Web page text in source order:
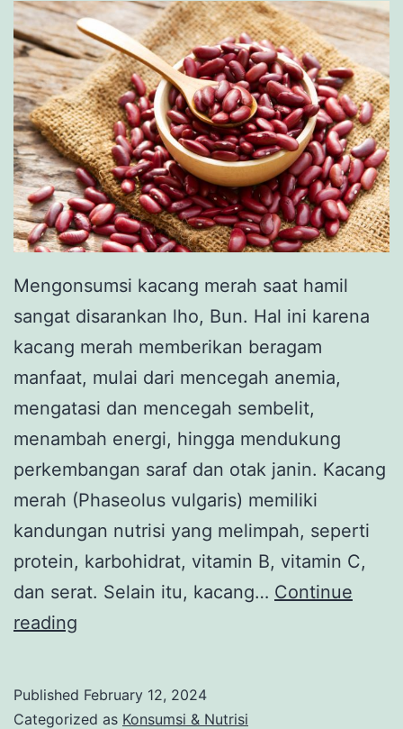
Mengonsumsi kacang merah saat hamil
sangat disarankan lho, Bun. Hal ini karena
kacang merah memberikan beragam
manfaat, mulai dari mencegah anemia,
mengatasi dan mencegah sembelit,
menambah energi, hingga mendukung
perkembangan saraf dan otak janin. Kacang
merah (Phaseolus vulgaris) memiliki
kandungan nutrisi yang melimpah, seperti
protein, karbohidrat, vitamin B, vitamin C,
dan serat. Selain itu, kacang… Continue
reading
Saat
Published February 12, 2024
Categorized as Konsumsi & Nutrisi